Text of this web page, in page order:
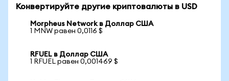
Конвертируйте другие криптовалюты в USD
Morpheus Network в Доллар США
1 MNW равен 0,0116 $
RFUEL в Доллар США
1 RFUEL равен 0,001469 $